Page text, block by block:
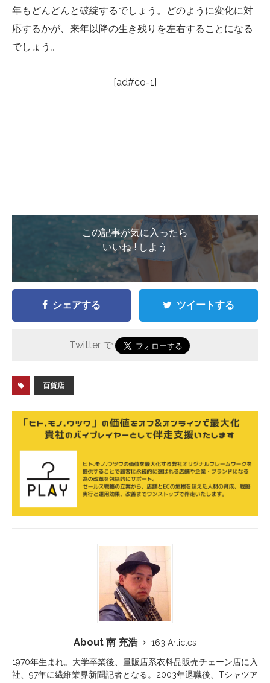
年もどんどんと破綻するでしょう。どのように変化に対
応するかが、来年以降の生き残りを左右することになる
でしょう。
[ad#co-1]
この記事が気に入ったら
いいね ! しよう
シェアする ツイートする
Twitter で
百貨店
About 南 充浩
163 Articles
1970年生まれ。大学卒業後、量販店系衣料品販売チェーン店に入
社、97年に繊維業界新聞記者となる。2003年退職後、Tシャツア